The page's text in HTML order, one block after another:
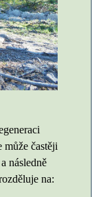
může častěji
následně
na: